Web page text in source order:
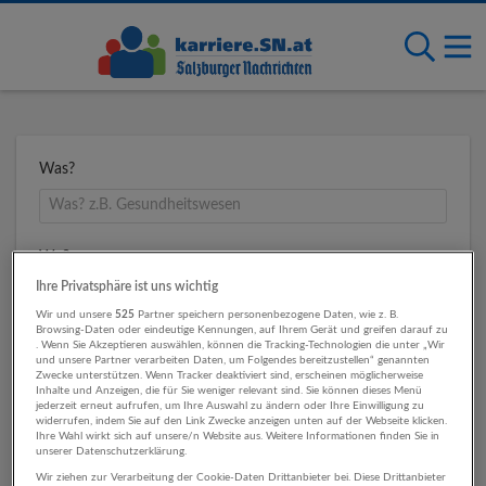
Was?
Wo?
Umkreis
Ihre Privatsphäre ist uns wichtig
Wir und unsere525 Partner speichern personenbezogene Daten, wie z. B.
Browsing-Daten oder eindeutige Kennungen, auf Ihrem Gerät und greifen darauf zu
. Wenn Sie Akzeptieren auswählen, können die Tracking-Technologien die unter „Wir
und unsere Partner verarbeiten Daten, um Folgendes bereitzustellen“ genannten
Zwecke unterstützen. Wenn Tracker deaktiviert sind, erscheinen möglicherweise
Inhalte und Anzeigen, die für Sie weniger relevant sind. Sie können dieses Menü
jederzeit erneut aufrufen, um Ihre Auswahl zu ändern oder Ihre Einwilligung zu
widerrufen, indem Sie auf den Link Zwecke anzeigen unten auf der Webseite klicken.
Ihre Wahl wirkt sich auf unsere/n Website aus. Weitere Informationen finden Sie in
unserer Datenschutzerklärung.
Wir ziehen zur Verarbeitung der Cookie-Daten Drittanbieter bei. Diese Drittanbieter